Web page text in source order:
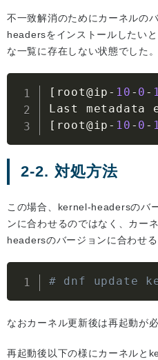
不一致解消のためにカーネルの
headersをインストールしたい
な一覧に存在しない状態でした。
[ root@ip - 10 - 0 -
Last metadata
[ root@ip - 10 - 0 -
2-2. 対処方法
この場合、kernel-headersのバ
ンに合わせるのではなく、カー
headersのバージョンに合わせる
# dnf update
なおカーネル更新後は再起動が
再起動後以下の様にカーネルと